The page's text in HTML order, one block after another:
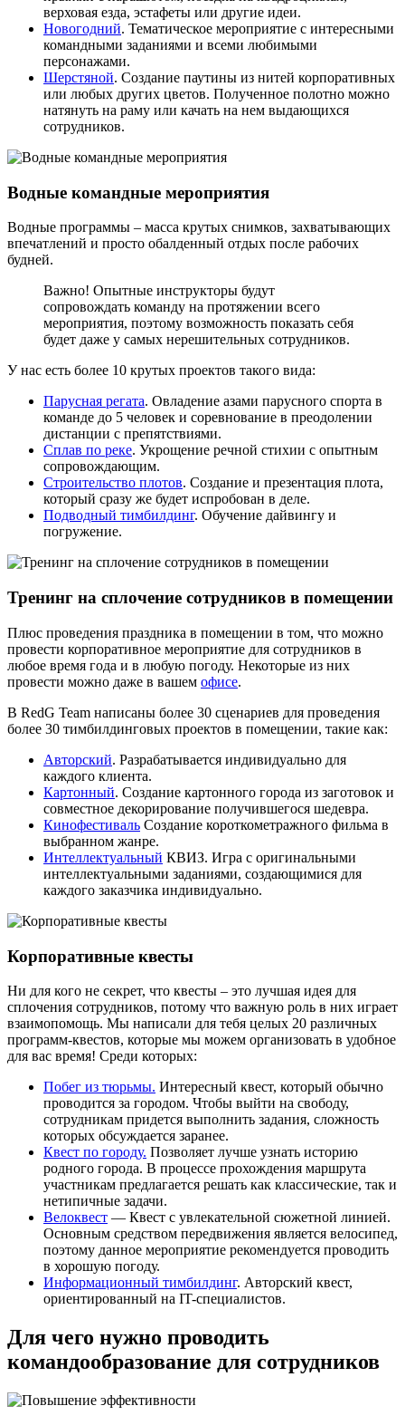
верховая езда, эстафеты или другие идеи.
Новогодний. Тематическое мероприятие с интересными
командными заданиями и всеми любимыми
персонажами.
Шерстяной. Создание паутины из нитей корпоративных
или любых других цветов. Полученное полотно можно
натянуть на раму или качать на нем выдающихся
сотрудников.
Водные командные мероприятия
Водные программы – масса крутых снимков, захватывающих
впечатлений и просто обалденный отдых после рабочих
будней.
Важно! Опытные инструкторы будут
сопровождать команду на протяжении всего
мероприятия, поэтому возможность показать себя
будет даже у самых нерешительных сотрудников.
У нас есть более 10 крутых проектов такого вида:
Парусная регата. Овладение азами парусного спорта в
команде до 5 человек и соревнование в преодолении
дистанции с препятствиями.
Сплав по реке. Укрощение речной стихии с опытным
сопровождающим.
Строительство плотов. Создание и презентация плота,
который сразу же будет испробован в деле.
Подводный тимбилдинг. Обучение дайвингу и
погружение.
Тренинг на сплочение сотрудников в помещении
Плюс проведения праздника в помещении в том, что можно
провести корпоративное мероприятие для сотрудников в
любое время года и в любую погоду. Некоторые из них
провести можно даже в вашем офисе.
В RedG Team написаны более 30 сценариев для проведения
более 30 тимбилдинговых проектов в помещении, такие как:
Авторский. Разрабатывается индивидуально для
каждого клиента.
Картонный. Создание картонного города из заготовок и
совместное декорирование получившегося шедевра.
Кинофестиваль Создание короткометражного фильма в
выбранном жанре.
Интеллектуальный КВИЗ. Игра с оригинальными
интеллектуальными заданиями, создающимися для
каждого заказчика индивидуально.
Корпоративные квесты
Ни для кого не секрет, что квесты – это лучшая идея для
сплочения сотрудников, потому что важную роль в них играет
взаимопомощь. Мы написали для тебя целых 20 различных
программ-квестов, которые мы можем организовать в удобное
для вас время! Среди которых:
Побег из тюрьмы. Интересный квест, который обычно
проводится за городом. Чтобы выйти на свободу,
сотрудникам придется выполнить задания, сложность
которых обсуждается заранее.
Квест по городу. Позволяет лучше узнать историю
родного города. В процессе прохождения маршрута
участникам предлагается решать как классические, так и
нетипичные задачи.
Велоквест — Квест с увлекательной сюжетной линией.
Основным средством передвижения является велосипед,
поэтому данное мероприятие рекомендуется проводить
в хорошую погоду.
Информационный тимбилдинг. Авторский квест,
ориентированный на IT-специалистов.
Для чего нужно проводить
командообразование для сотрудников